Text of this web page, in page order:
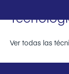
Ver todas las